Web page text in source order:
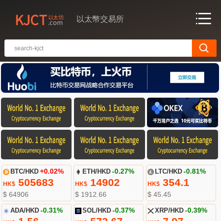
以太幣交易所
BTC/HKD +0.02%
HK$505683
$ 64906
ETH/HKD -0.27%
HK$ 14902
$ 1912.66
LTC/HKD -0.81%
HK$354.1
$ 45.45
ADA/HKD -0.31% SOL/HKD -0.37% XRP/HKD -0.39%